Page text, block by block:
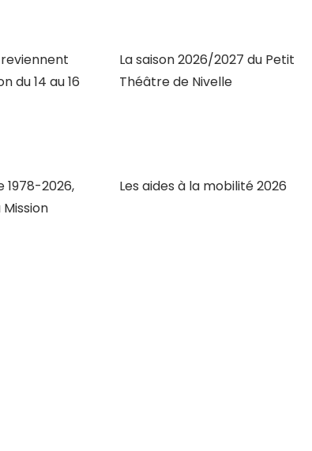
du 14 au 16
La saison 2026/2027 du Petit
Théâtre de Nivelle
1978-2026,
Les aides à la mobilité 2026